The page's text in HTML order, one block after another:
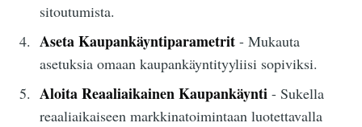
sitoutumista.
Aseta Kaupankäyntiparametrit- Mukauta
asetuksia omaan kaupankäyntityyliisi sopiviksi.
Aloita Reaaliaikainen Kaupankäynti- Sukella
reaaliaikaiseen markkinatoimintaan luotettavalla